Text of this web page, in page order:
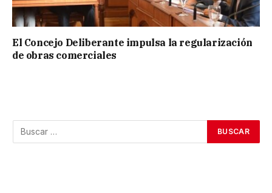
El Concejo Deliberante impulsa la regularización
de obras comerciales